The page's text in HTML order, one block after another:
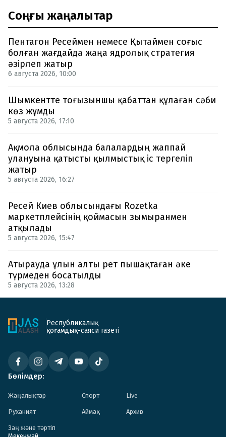
Соңғы жаңалықтар
Пентагон Ресеймен немесе Қытаймен соғыс
болған жағдайда жаңа ядролық стратегия
әзірлеп жатыр
6 августа 2026, 10:00
Шымкентте тоғызыншы қабаттан құлаған сәби
көз жұмды
5 августа 2026, 17:10
Ақмола облысында балалардың жаппай
улануына қатысты қылмыстық іс тергеліп
жатыр
5 августа 2026, 16:27
Ресей Киев облысындағы Rozetka
маркетплейсінің қоймасын зымыранмен
атқылады
5 августа 2026, 15:47
Атырауда ұлын алты рет пышақтаған әке
түрмеден босатылды
5 августа 2026, 13:28
Республикалық
қоғамдық-саяси газеті
Бөлімдер:
Жаңалықтар Спорт Live
Руханият Аймақ Архив
Заң және тәртіп